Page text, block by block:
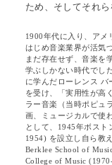
ため、そしてそれ
1900年代に入り、アメ
はじめ音楽業界が活気
まだ存在せず、音楽を
学ぶしかない時代でし
に学んだローレンス
を受け、「実用性が高
ラー音楽（当時ポピュ
画、ミュージカルで使
として、1945年ボス
1954) を設立し自ら教
Berklee School of
College of Music